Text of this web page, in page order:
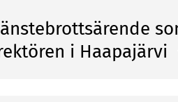
i Haapajärvi